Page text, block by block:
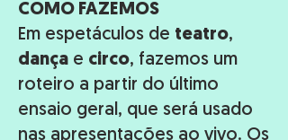
COMO FAZEMOS
Em espetáculos de teatro,
dança e circo, fazemos um
roteiro a partir do último
ensaio geral, que será usado
nas apresentações ao vivo. Os